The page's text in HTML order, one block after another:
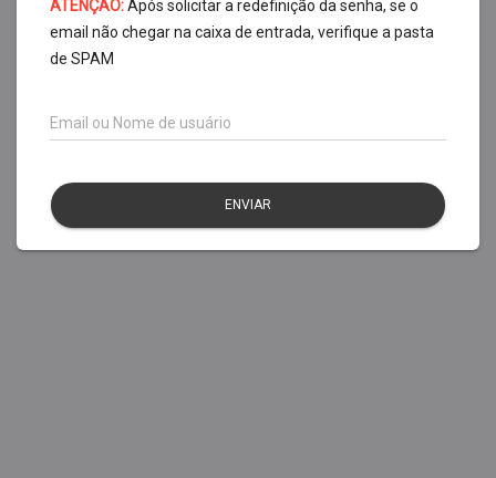
ATENÇÃO:Após solicitar a redefinição da senha, se o
email não chegar na caixa de entrada, verifique a pasta
de SPAM
Email ou Nome de usuário
ENVIAR